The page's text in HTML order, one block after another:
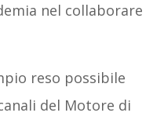
nel collaborare
reso possibile
del Motore di